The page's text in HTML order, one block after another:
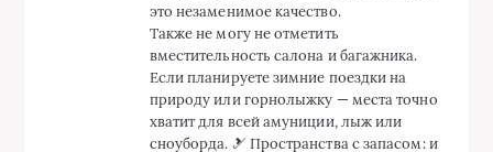
это незаменимое качество.
Также не могу не отметить
вместительность салона и багажника.
Если планируете зимние поездки на
природу или горнолыжку — места точно
хватит для всей амуниции, лыж или
сноуборда. 🎿 Пространства с запасом: и